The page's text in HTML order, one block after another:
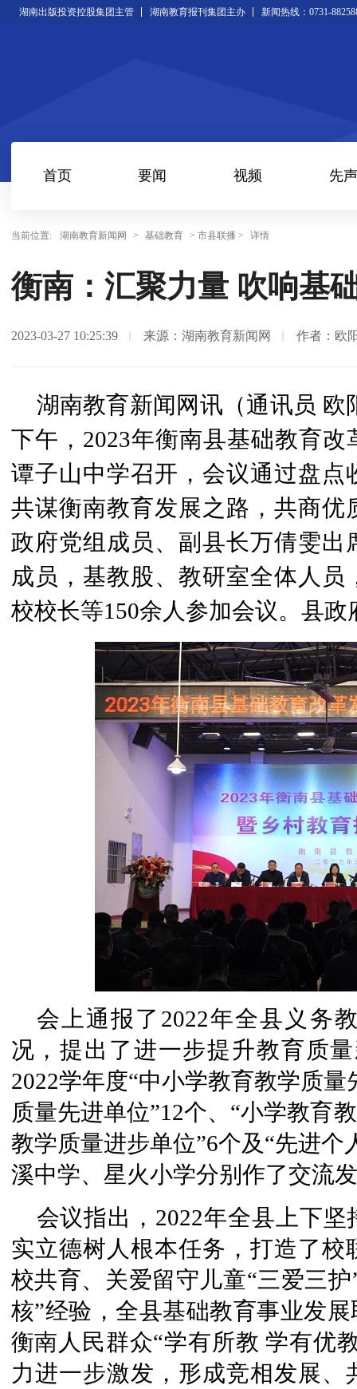
湖南出版投资控股集团主管 湖南教育报刊集团主办 新闻热线：0731-
首页 要闻 视频 先声
当前位置: 湖南教育新闻网 > 基础教育 > 市县联播 > 详情
衡南：汇聚力量 吹响基
2023-03-27 10:25:39 来源：湖南教育新闻网 作者：欧
湖南教育新闻网讯（通讯员 欧
下午，2023年衡南县基础教育
谭子山中学召开，会议通过盘
共谋衡南教育发展之路，共商
政府党组成员、副县长万倩雯
成员，基教股、教研室全体人
校校长等150余人参加会议。县
会上通报了2022年全县义务
况，提出了进一步提升教育质
2022学年度“中小学教育教学质
质量先进单位”12个、“小学教育
教学质量进步单位”6个及“先进
溪中学、星火小学分别作了交流
会议指出，2022年全县上下
实立德树人根本任务，打造了
校共育、关爱留守儿童“三爱三
核”经验，全县基础教育事业发
衡南人民群众“学有所教 学有优
力进一步激发，形成竞相发展